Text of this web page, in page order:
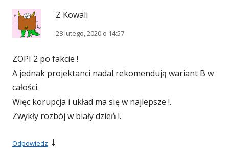
Z Kowali
28 lutego, 2020 o 14:57
ZOPI 2 po fakcie !
A jednak projektanci nadal rekomendują wariant B w
całości.
Więc korupcja i układ ma się w najlepsze !.
Zwykły rozbój w biały dzień !.
Odpowiedz ↓